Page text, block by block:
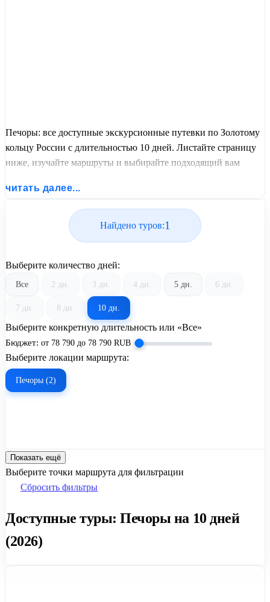
Печоры: все доступные экскурсионные путевки по Золотому
кольцу России с длительностью 10 дней. Листайте страницу
ниже, изучайте маршруты и выбирайте подходящий вам
United Travel Systems.
читать далее...
Найдено туров:1
Выберите количество дней:
Все 2 дн. 3 дн. 4 дн. 5 дн. 6 дн.
7 дн. 8 дн. 10 дн.
Выберите конкретную длительность или «Все»
Бюджет: от 78 790 до 78 790 RUB
Выберите локации маршрута:
Печоры (2)
Показать ещё
Выберите точки маршрута для фильтрации
Сбросить фильтры
Доступные туры: Печоры на 10 дней
(2026)